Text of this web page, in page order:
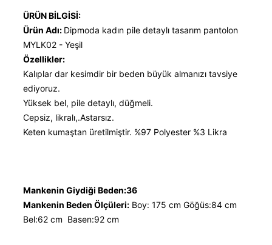
ÜRÜN BİLGİSİ:
Ürün Adı: Dipmoda kadın pile detaylı tasarım pantolon
MYLK02 - Yeşil
Özellikler:
Kalıplar dar kesimdir bir beden büyük almanızı tavsiye
ediyoruz.
Yüksek bel, pile detaylı, düğmeli.
Cepsiz, likralı,.Astarsız.
Keten kumaştan üretilmiştir. %97 Polyester %3 Likra
Mankenin Giydiği Beden:36
Mankenin Beden Ölçüleri: Boy: 175 cm Göğüs:84 cm
Bel:62 cm Basen:92 cm